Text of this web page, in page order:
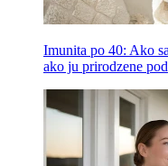
Imunita po 40: Ako
ako ju prirodzene